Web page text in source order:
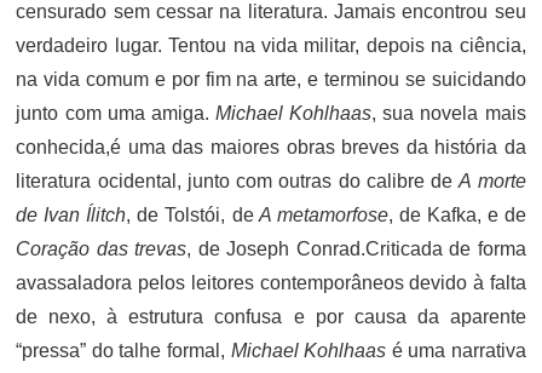
censurado sem cessar na literatura. Jamais encontrou seu
verdadeiro lugar. Tentou na vida militar, depois na ciência,
na vida comum e por fim na arte, e terminou se suicidando
junto com uma amiga. Michael Kohlhaas, sua novela mais
conhecida,é uma das maiores obras breves da história da
literatura ocidental, junto com outras do calibre deA morte
de Ivan Ílitch, de Tolstói, deA metamorfose, de Kafka, e de
Coração das trevas, de Joseph Conrad.Criticada de forma
avassaladora pelos leitores contemporâneos devido à falta
de nexo, à estrutura confusa e por causa da aparente
“pressa” do talhe formal, Michael Kohlhaas é uma narrativa